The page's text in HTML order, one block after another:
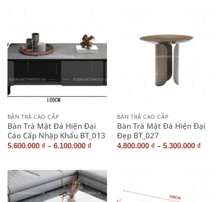
BÀN TRÀ CAO CẤP
Bàn Trà Mặt Đá Hiện Đại
Cáo Cấp Nhập Khẩu BT_013
5.600.000 ₫ – 6.100.000 ₫
BÀN TRÀ CAO CẤP
Bàn Trà Mặt Đá Hiện Đại
Đẹp BT_027
4.800.000 ₫ – 5.300.000 ₫